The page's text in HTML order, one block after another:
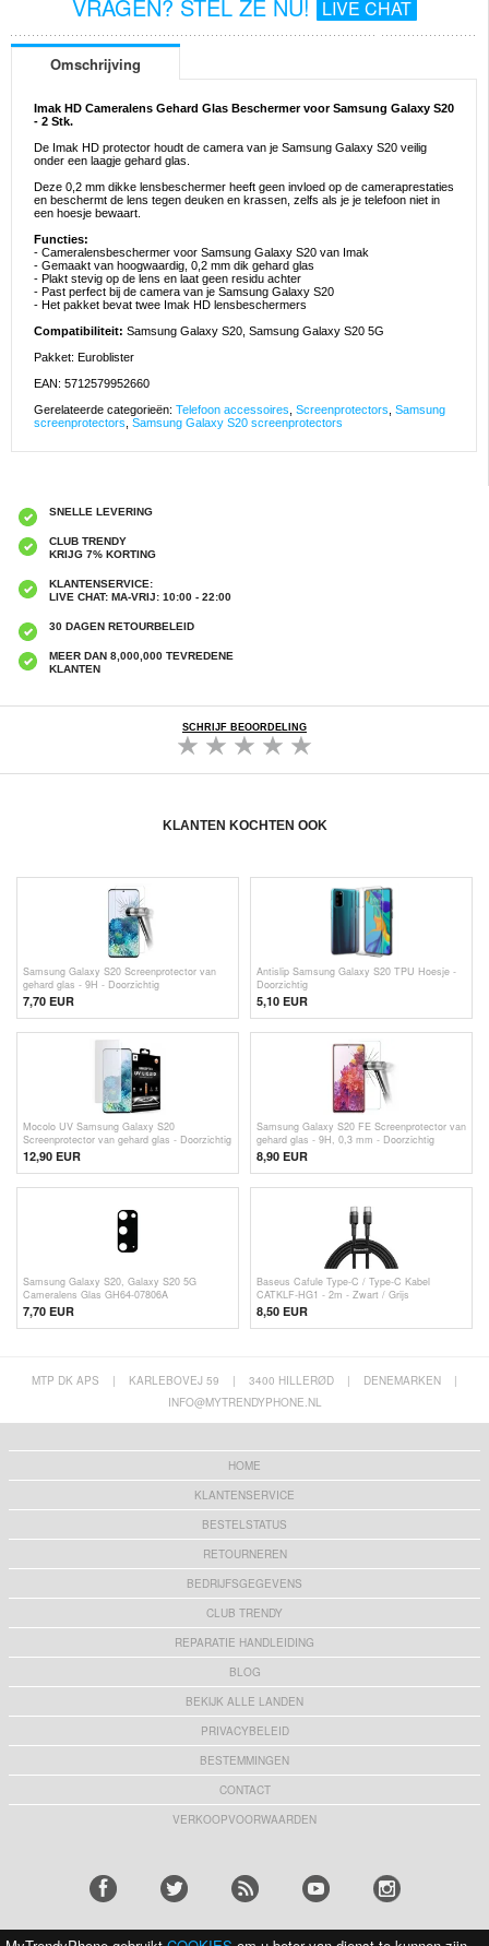
VRAGEN? STEL ZE NU! LIVE CHAT
Omschrijving
Imak HD Cameralens Gehard Glas Beschermer voor Samsung Galaxy S20
- 2 Stk.
De Imak HD protector houdt de camera van je Samsung Galaxy S20 veilig
onder een laagje gehard glas.
Deze 0,2 mm dikke lensbeschermer heeft geen invloed op de cameraprestaties
en beschermt de lens tegen deuken en krassen, zelfs als je je telefoon niet in
een hoesje bewaart.
Functies:
- Cameralensbeschermer voor Samsung Galaxy S20 van Imak
- Gemaakt van hoogwaardig, 0,2 mm dik gehard glas
- Plakt stevig op de lens en laat geen residu achter
- Past perfect bij de camera van je Samsung Galaxy S20
- Het pakket bevat twee Imak HD lensbeschermers
Compatibiliteit: Samsung Galaxy S20, Samsung Galaxy S20 5G
Pakket: Euroblister
EAN: 5712579952660
Gerelateerde categorieën: Telefoon accessoires Screenprotectors Samsung
screenprotectors Samsung Galaxy S20 screenprotectors
SNELLE LEVERING
CLUB TRENDY
KRIJG 7% KORTING
KLANTENSERVICE:
LIVE CHAT: MA-VRIJ: 10:00 - 22:00
30 DAGEN RETOURBELEID
MEER DAN 8,000,000 TEVREDENE
KLANTEN
SCHRIJF BEOORDELING
KLANTEN KOCHTEN OOK
Samsung Galaxy S20 Screenprotector van
gehard glas - 9H - Doorzichtig
7,70 EUR
Antislip Samsung Galaxy S20 TPU Hoesje -
Doorzichtig
5,10 EUR
Mocolo UV Samsung Galaxy S20
Screenprotector van gehard glas - Doorzichtig
12,90 EUR
Samsung Galaxy S20 FE Screenprotector van
gehard glas - 9H, 0,3 mm - Doorzichtig
8,90 EUR
Samsung Galaxy S20, Galaxy S20 5G
Cameralens Glas GH64-07806A
7,70 EUR
Baseus Cafule Type-C / Type-C Kabel
CATKLF-HG1 - 2m - Zwart / Grijs
8,50 EUR
MTP DK APS | KARLEBOVEJ 59 | 3400 HILLERØD | DENEMARKEN
|
INFO@MYTRENDYPHONE.NL
HOME
KLANTENSERVICE
BESTELSTATUS
RETOURNEREN
BEDRIJFSGEGEVENS
CLUB TRENDY
REPARATIE HANDLEIDING
BLOG
BEKIJK ALLE LANDEN
PRIVACYBELEID
BESTEMMINGEN
CONTACT
VERKOOPVOORWAARDEN